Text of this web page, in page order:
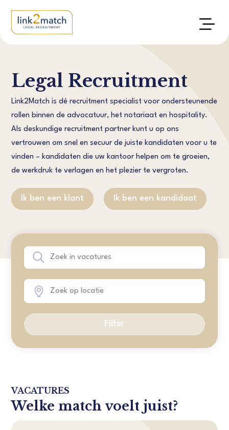
Legal Recruitment
Link2Match is dé recruitment specialist voor ondersteunende
rollen binnen de advocatuur, het notariaat en hospitality.
Als deskundige recruitment partner kunt u op ons
vertrouwen om snel en secuur de juiste kandidaten voor u te
vinden – kandidaten die uw kantoor helpen om te groeien,
de werkdruk te verlagen en het plezier te vergroten.
Ik ben een klant Ik ben een kandidaat
Filter
VACATURES
Welke match voelt juist?